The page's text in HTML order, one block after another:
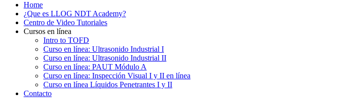
Home
¿Que es LLOG NDT Academy?
Centro de Video Tutoriales
Cursos en línea
Intro to TOFD
Curso en línea: Ultrasonido Industrial I
Curso en línea: Ultrasonido Industrial II
Curso en línea: PAUT Módulo A
Curso en línea: Inspección Visual I y II en línea
Curso en línea Líquidos Penetrantes I y II
Contacto